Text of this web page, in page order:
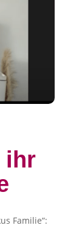
ihr
Familie“: